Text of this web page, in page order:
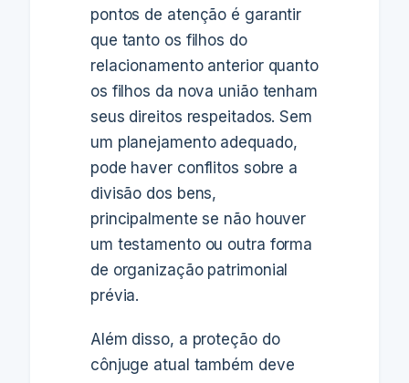
pontos de atenção é garantir
que tanto os filhos do
relacionamento anterior quanto
os filhos da nova união tenham
seus direitos respeitados. Sem
um planejamento adequado,
pode haver conflitos sobre a
divisão dos bens,
principalmente se não houver
um testamento ou outra forma
de organização patrimonial
prévia.
Além disso, a proteção do
cônjuge atual também deve